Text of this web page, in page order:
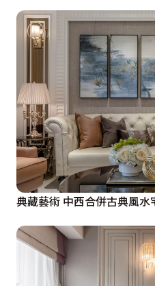
典藏藝術 中西合併古典風水